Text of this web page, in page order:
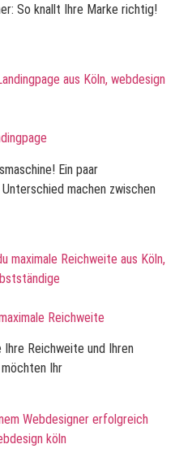
So knallt Ihre Marke richtig!
Ein paar
machen zwischen
Reichweite
Ihre Reichweite und Ihren
Ihr